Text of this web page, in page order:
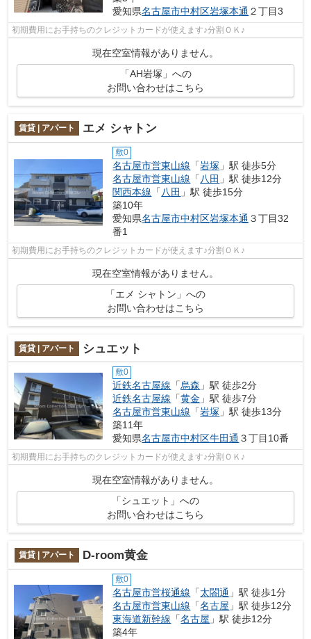
愛知県名古屋市中村区岩塚本通 ２丁目3
初期費用にお手持ちのクレジットカードが使えます♪分割ＯＫ♪
現在空室情報がありません。
「AH岩塚」への
お問い合わせはこちら
賃貸 | アパート エメ シャトン
敷0
名古屋市営東山線 「岩塚 」駅 徒歩5分
名古屋市営東山線 「 八田 」駅 徒歩12分
関西本線 「 八田 」駅 徒歩15分
築10年
愛知県名古屋市中村区岩塚本通 ３丁目32
番1
初期費用にお手持ちのクレジットカードが使えます♪分割ＯＫ♪
現在空室情報がありません。
「エメ シャトン」への
お問い合わせはこちら
賃貸 | アパート シュエット
敷0
近鉄名古屋線 「烏森 」駅 徒歩2分
近鉄名古屋線 「黄金 」駅 徒歩7分
名古屋市営東山線 「岩塚 」駅 徒歩13分
築11年
愛知県名古屋市中村区牛田通 ３丁目10番
初期費用にお手持ちのクレジットカードが使えます♪分割ＯＫ♪
現在空室情報がありません。
「シュエット」への
お問い合わせはこちら
賃貸 | アパート D-room黄金
敷0
名古屋市営桜通線 「太閤通 」駅 徒歩1分
名古屋市営東山線 「名古屋 」駅 徒歩12分
東海道新幹線 「名古屋 」駅 徒歩12分
築4年